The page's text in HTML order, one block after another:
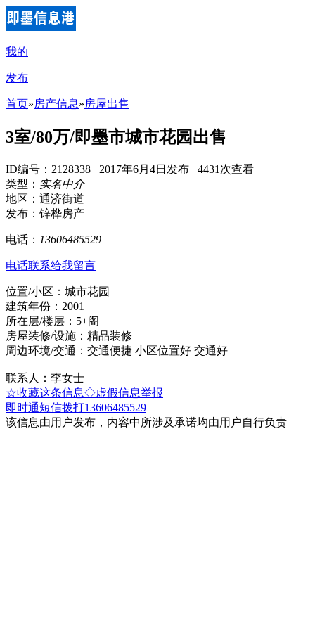
我的
发布
首页»房产信息»房屋出售
3室/80万/即墨市城市花园出售
ID编号：2128338 2017年6月4日发布 4431次查看
类型： 实名中介
地区：通济街道
发布：锌桦房产
电话： 13606485529
电话联系给我留言
位置/小区：城市花园
建筑年份：2001
所在层/楼层：5+阁
房屋装修/设施：精品装修
周边环境/交通：交通便捷 小区位置好 交通好
联系人：李女士
☆收藏这条信息◇虚假信息举报
即时通短信拨打13606485529
该信息由用户发布，内容中所涉及承诺均由用户自行负责